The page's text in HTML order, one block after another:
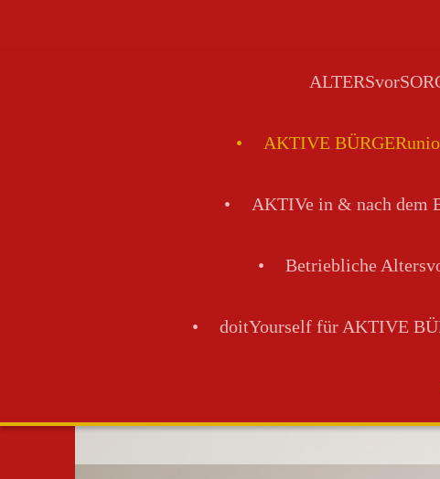
AKTIVE
AKTIVe in & nach dem
Betriebliche
doitYourself für AKTIVE